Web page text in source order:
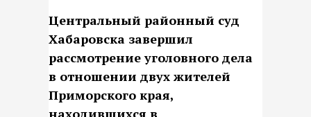
Центральный районный суд
Хабаровска завершил
рассмотрение уголовного дела
в отношении двух жителей
Приморского края,
находившихся в